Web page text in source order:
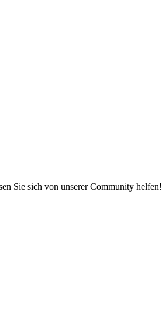
Sie sich von unserer Community helfen!